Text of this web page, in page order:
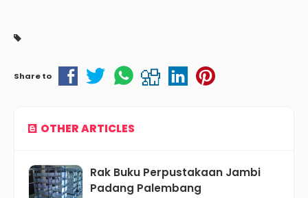
Share to
OTHER ARTICLES
Rak Buku Perpustakaan Jambi
Padang Palembang